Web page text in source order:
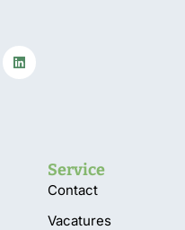
Service
Contact
Vacatures